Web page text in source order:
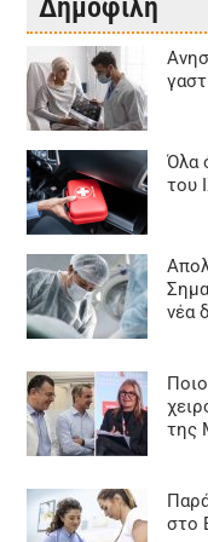
Δημοφιλή
Όλα
του
νέα
της
στο